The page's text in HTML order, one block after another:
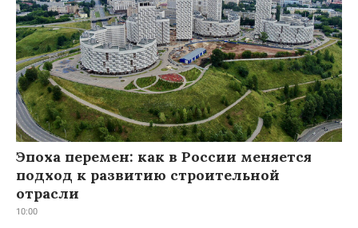
Эпоха перемен: как в России меняется
подход к развитию строительной
отрасли
10:00